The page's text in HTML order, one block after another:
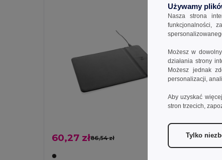
60,27 zł86,54 zł
Używamy
Nasza strona
funkcjonalności,
Możesz w
działania strony
Możesz jednak
personalizacji,
Aby uzyskać
stron trzecich,
Tylko